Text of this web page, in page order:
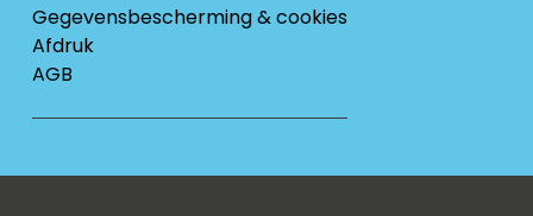
Gegevensbescherming & cookies
Afdruk
AGB